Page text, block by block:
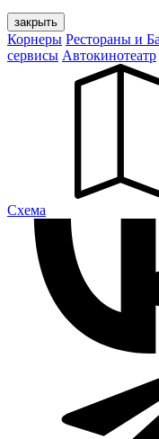
закрыть
Корнеры Рестораны и
сервисы Автокинотеатр
Cхема